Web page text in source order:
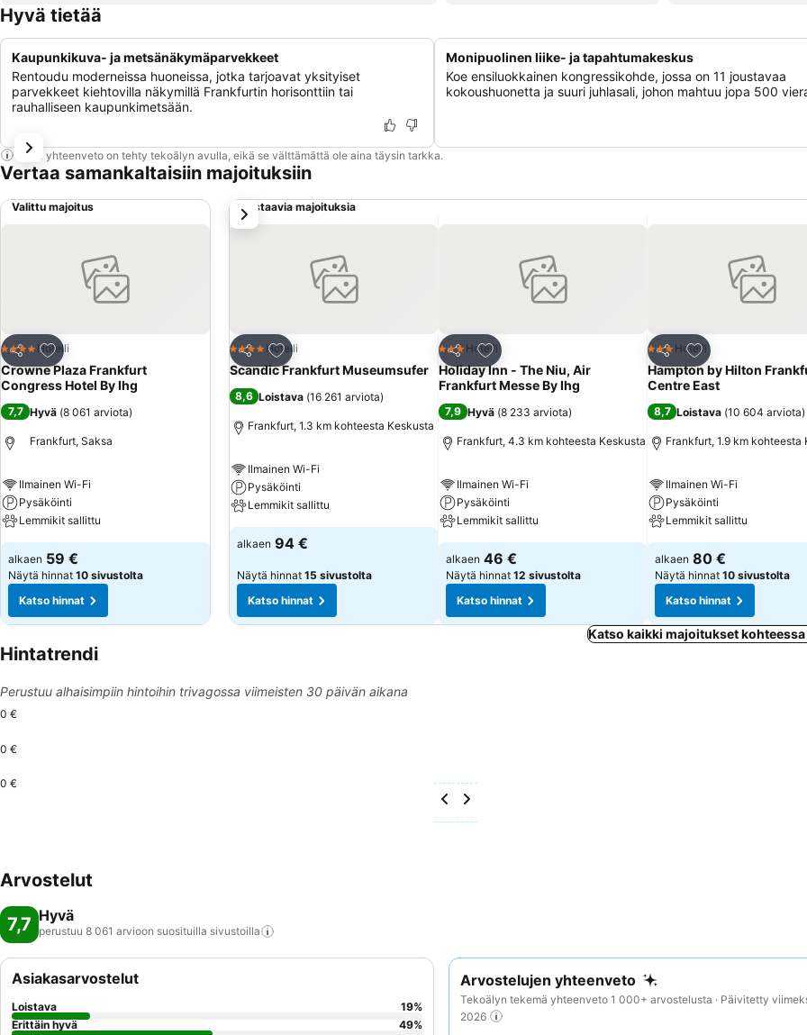
Hyvä tietää
Kaupunkikuva- ja metsänäkymäparvekkeet
Rentoudu moderneissa huoneissa, jotka tarjoavat yksityiset
parvekkeet kiehtovilla näkymillä Frankfurtin horisonttiin tai
rauhalliseen kaupunkimetsään.
Monipuolinen liike- ja tapahtumakeskus
Koe ensiluokkainen kongressikohde, jossa on 11 joustavaa
kokoushuonetta ja suuri juhlasali, johon mahtuu jopa 500
Tämä yhteenveto on tehty tekoälyn avulla, eikä se välttämättä ole aina täysin tarkka.
Vertaa samankaltaisiin majoituksiin
Valittu majoitus
Jaa
Lisää suosikkeihin
4 Tähtiluokitus
Hotelli
Crowne Plaza Frankfurt
Congress Hotel By Ihg
7,7 Hyvä (8 061 arviota)
Frankfurt, Saksa
Ilmainen Wi-Fi
Pysäköinti
Lemmikit sallittu
alkaen 59 €
Näytä hinnat 10 sivustolta
Katso hinnat
Vastaavia majoituksia
Jaa
Lisää suosikkeihin
4 Tähtiluokitus
Hotelli
Scandic Frankfurt Museumsufer
8,6 Loistava (16 261 arviota)
Frankfurt, 1.3 km kohteesta Keskusta
Ilmainen Wi-Fi
Pysäköinti
Lemmikit sallittu
alkaen 94 €
Näytä hinnat 15 sivustolta
Katso hinnat
Jaa
Lisää suosikkeihin
3 Tähtiluokitus
Hotelli
Holiday Inn - The Niu, Air
Frankfurt Messe By Ihg
7,9 Hyvä (8 233 arviota)
Frankfurt, 4.3 km kohteesta Keskusta
Ilmainen Wi-Fi
Pysäköinti
Lemmikit sallittu
alkaen 46 €
Näytä hinnat 12 sivustolta
Katso hinnat
Jaa
Lisää suosikkeihin
3 Tähtiluokitus
Hotelli
Hampton by Hilton
Centre East
8,7 Loistava (10 604 arviota)
Frankfurt, 1.9 km kohteesta
Ilmainen Wi-Fi
Pysäköinti
Lemmikit sallittu
alkaen 80 €
Näytä hinnat 10 sivustolta
Katso hinnat
seuraava
Katso kaikki majoitukset
Hintatrendi
Perustuu alhaisimpiin hintoihin trivagossa viimeisten 30 päivän aikana
0 €
0 €
0 €
Arvostelut
7,7 Hyvä
perustuu 8 061 arvioon suosituilla sivustoilla
Arvostelujen yhteenveto
Tekoälyn tekemä yhteenveto 1 000+ arvostelusta · Päivitetty
2026
Asiakasarvostelut
Loistava 19%
Erittäin hyvä
49%